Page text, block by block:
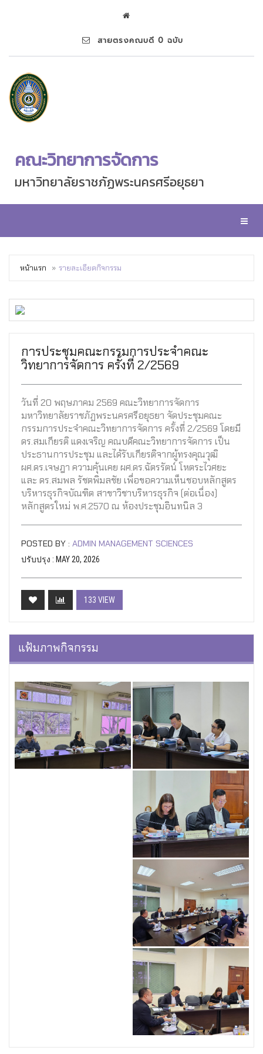
สายตรงคณบดี 0 ฉบับ
คณะวิทยาการจัดการ
มหาวิทยาลัยราชภัฏพระนครศรีอยุธยา
หน้าแรก รายละเอียดกิจกรรม
การประชุมคณะกรรมการประจำคณะ
วิทยาการจัดการ ครั้งที่ 2/2569
วันที่ 20 พฤษภาคม 2569 คณะวิทยาการจัดการ
มหาวิทยาลัยราชภัฏพระนครศรีอยุธยา จัดประชุมคณะ
กรรมการประจำคณะวิทยาการจัดการ ครั้งที่ 2/2569 โดยมี
ดร.สมเกียรติ แดงเจริญ คณบดีคณะวิทยาการจัดการ เป็น
ประธานการประชุม และได้รับเกียรติจากผู้ทรงคุณวุฒิ
ผศ.ดร.เจษฎา ความคุ้นเคย ผศ.ดร.ฉัตรรัตน์ โหตระไวศยะ
และ ดร.สมพล รัชตพิมลชัย เพื่อขอความเห็นชอบหลักสูตร
บริหารธุรกิจบัณฑิต สาขาวิชาบริหารธุรกิจ (ต่อเนื่อง)
หลักสูตรใหม่ พ.ศ.2570 ณ ห้องประชุมอินทนิล 3
POSTED BY : ADMIN MANAGEMENT SCIENCES
ปรับปรุง : MAY 20, 2026
133 VIEW
แฟ้มภาพกิจกรรม